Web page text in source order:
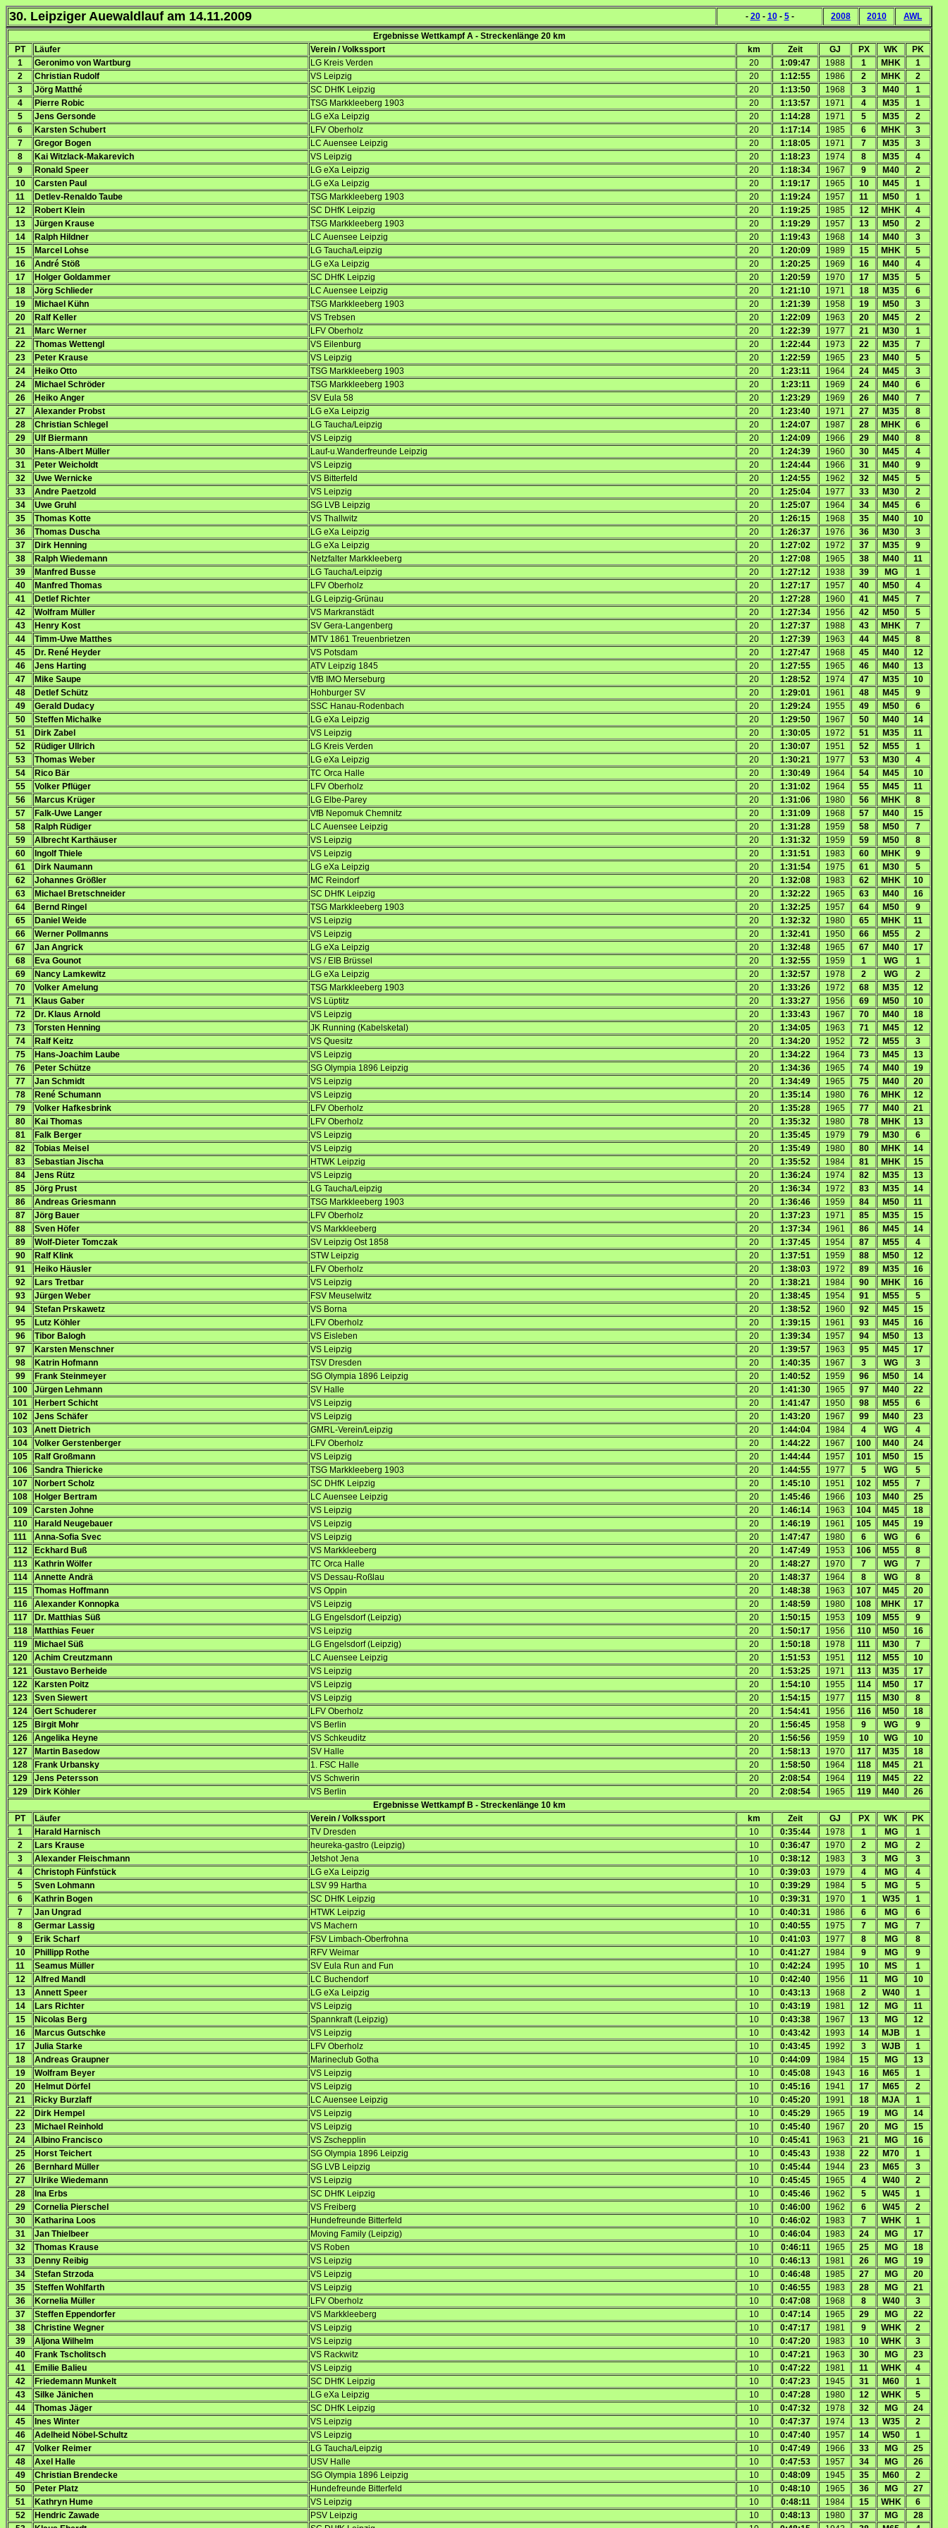
30. Leipziger Auewaldlauf am 14.11.2009 - 20- 10- 5- 2008 2010
AWL
Ergebnisse Wettkampf A - Streckenlänge 20 km
PT
Läufer Verein / Volkssport km Zeit GJ PX WK
PK
1
Geronimo von Wartburg LG Kreis Verden 20 1:09:47 1988 1 MHK
1
2
Christian Rudolf VS Leipzig 20 1:12:55 1986 2 MHK
2
3
Jörg Matthé SC DHfK Leipzig 20 1:13:50 1968 3 M40
1
4
Pierre Robic TSG Markkleeberg 1903 20 1:13:57 1971 4 M35
1
5
Jens Gersonde LG eXa Leipzig 20 1:14:28 1971 5 M35
2
6
Karsten Schubert LFV Oberholz 20 1:17:14 1985 6 MHK
3
7
Gregor Bogen LC Auensee Leipzig 20 1:18:05 1971 7 M35
3
8
Kai Witzlack-Makarevich VS Leipzig 20 1:18:23 1974 8 M35
4
9
Ronald Speer LG eXa Leipzig 20 1:18:34 1967 9 M40
2
10
Carsten Paul LG eXa Leipzig 20 1:19:17 1965 10 M45
1
11
Detlev-Renaldo Taube TSG Markkleeberg 1903 20 1:19:24 1957 11 M50
1
12
Robert Klein SC DHfK Leipzig 20 1:19:25 1985 12 MHK
4
13
Jürgen Krause TSG Markkleeberg 1903 20 1:19:29 1957 13 M50
2
14
Ralph Hildner LC Auensee Leipzig 20 1:19:43 1968 14 M40
3
15
Marcel Lohse LG Taucha/Leipzig 20 1:20:09 1989 15 MHK
5
16
André Stöß LG eXa Leipzig 20 1:20:25 1969 16 M40
4
17
Holger Goldammer SC DHfK Leipzig 20 1:20:59 1970 17 M35
5
18
Jörg Schlieder LC Auensee Leipzig 20 1:21:10 1971 18 M35
6
19
Michael Kühn TSG Markkleeberg 1903 20 1:21:39 1958 19 M50
3
20
Ralf Keller VS Trebsen 20 1:22:09 1963 20 M45
2
21
Marc Werner LFV Oberholz 20 1:22:39 1977 21 M30
1
22
Thomas Wettengl VS Eilenburg 20 1:22:44 1973 22 M35
7
23
Peter Krause VS Leipzig 20 1:22:59 1965 23 M40
5
24
Heiko Otto TSG Markkleeberg 1903 20 1:23:11 1964 24 M45
3
24
Michael Schröder TSG Markkleeberg 1903 20 1:23:11 1969 24 M40
6
26
Heiko Anger SV Eula 58 20 1:23:29 1969 26 M40
7
27
Alexander Probst LG eXa Leipzig 20 1:23:40 1971 27 M35
8
28
Christian Schlegel LG Taucha/Leipzig 20 1:24:07 1987 28 MHK
6
29
Ulf Biermann VS Leipzig 20 1:24:09 1966 29 M40
8
30
Hans-Albert Müller Lauf-u.Wanderfreunde Leipzig 20 1:24:39 1960 30 M45
4
31
Peter Weicholdt VS Leipzig 20 1:24:44 1966 31 M40
9
32
Uwe Wernicke VS Bitterfeld 20 1:24:55 1962 32 M45
5
33
Andre Paetzold VS Leipzig 20 1:25:04 1977 33 M30
2
34
Uwe Gruhl SG LVB Leipzig 20 1:25:07 1964 34 M45
6
35
Thomas Kotte VS Thallwitz 20 1:26:15 1968 35 M40
10
36
Thomas Duscha LG eXa Leipzig 20 1:26:37 1976 36 M30
3
37
Dirk Henning LG eXa Leipzig 20 1:27:02 1972 37 M35
9
38
Ralph Wiedemann Netzfalter Markkleeberg 20 1:27:08 1965 38 M40
11
39
Manfred Busse LG Taucha/Leipzig 20 1:27:12 1938 39 MG
1
40
Manfred Thomas LFV Oberholz 20 1:27:17 1957 40 M50
4
41
Detlef Richter LG Leipzig-Grünau 20 1:27:28 1960 41 M45
7
42
Wolfram Müller VS Markranstädt 20 1:27:34 1956 42 M50
5
43
Henry Kost SV Gera-Langenberg 20 1:27:37 1988 43 MHK
7
44
Timm-Uwe Matthes MTV 1861 Treuenbrietzen 20 1:27:39 1963 44 M45
8
45
Dr. René Heyder VS Potsdam 20 1:27:47 1968 45 M40
12
46
Jens Harting ATV Leipzig 1845 20 1:27:55 1965 46 M40
13
47
Mike Saupe VfB IMO Merseburg 20 1:28:52 1974 47 M35
10
48
Detlef Schütz Hohburger SV 20 1:29:01 1961 48 M45
9
49
Gerald Dudacy SSC Hanau-Rodenbach 20 1:29:24 1955 49 M50
6
50
Steffen Michalke LG eXa Leipzig 20 1:29:50 1967 50 M40
14
51
Dirk Zabel VS Leipzig 20 1:30:05 1972 51 M35
11
52
Rüdiger Ullrich LG Kreis Verden 20 1:30:07 1951 52 M55
1
53
Thomas Weber LG eXa Leipzig 20 1:30:21 1977 53 M30
4
54
Rico Bär TC Orca Halle 20 1:30:49 1964 54 M45
10
55
Volker Pflüger LFV Oberholz 20 1:31:02 1964 55 M45
11
56
Marcus Krüger LG Elbe-Parey 20 1:31:06 1980 56 MHK
8
57
Falk-Uwe Langer VfB Nepomuk Chemnitz 20 1:31:09 1968 57 M40
15
58
Ralph Rüdiger LC Auensee Leipzig 20 1:31:28 1959 58 M50
7
59
Albrecht Karthäuser VS Leipzig 20 1:31:32 1959 59 M50
8
60
Ingolf Thiele VS Leipzig 20 1:31:51 1983 60 MHK
9
61
Dirk Naumann LG eXa Leipzig 20 1:31:54 1975 61 M30
5
62
Johannes Größler MC Reindorf 20 1:32:08 1983 62 MHK
10
63
Michael Bretschneider SC DHfK Leipzig 20 1:32:22 1965 63 M40
16
64
Bernd Ringel TSG Markkleeberg 1903 20 1:32:25 1957 64 M50
9
65
Daniel Weide VS Leipzig 20 1:32:32 1980 65 MHK
11
66
Werner Pollmanns VS Leipzig 20 1:32:41 1950 66 M55
2
67
Jan Angrick LG eXa Leipzig 20 1:32:48 1965 67 M40
17
68
Eva Gounot VS / EIB Brüssel 20 1:32:55 1959 1 WG
1
69
Nancy Lamkewitz LG eXa Leipzig 20 1:32:57 1978 2 WG
2
70
Volker Amelung TSG Markkleeberg 1903 20 1:33:26 1972 68 M35
12
71
Klaus Gaber VS Lüptitz 20 1:33:27 1956 69 M50
10
72
Dr. Klaus Arnold VS Leipzig 20 1:33:43 1967 70 M40
18
73
Torsten Henning JK Running (Kabelsketal) 20 1:34:05 1963 71 M45
12
74
Ralf Keitz VS Quesitz 20 1:34:20 1952 72 M55
3
75
Hans-Joachim Laube VS Leipzig 20 1:34:22 1964 73 M45
13
76
Peter Schütze SG Olympia 1896 Leipzig 20 1:34:36 1965 74 M40
19
77
Jan Schmidt VS Leipzig 20 1:34:49 1965 75 M40
20
78
René Schumann VS Leipzig 20 1:35:14 1980 76 MHK
12
79
Volker Hafkesbrink LFV Oberholz 20 1:35:28 1965 77 M40
21
80
Kai Thomas LFV Oberholz 20 1:35:32 1980 78 MHK
13
81
Falk Berger VS Leipzig 20 1:35:45 1979 79 M30
6
82
Tobias Meisel VS Leipzig 20 1:35:49 1980 80 MHK
14
83
Sebastian Jischa HTWK Leipzig 20 1:35:52 1984 81 MHK
15
84
Jens Rütz VS Leipzig 20 1:36:24 1974 82 M35
13
85
Jörg Prust LG Taucha/Leipzig 20 1:36:34 1972 83 M35
14
86
Andreas Griesmann TSG Markkleeberg 1903 20 1:36:46 1959 84 M50
11
87
Jörg Bauer LFV Oberholz 20 1:37:23 1971 85 M35
15
88
Sven Höfer VS Markkleeberg 20 1:37:34 1961 86 M45
14
89
Wolf-Dieter Tomczak SV Leipzig Ost 1858 20 1:37:45 1954 87 M55
4
90
Ralf Klink STW Leipzig 20 1:37:51 1959 88 M50
12
91
Heiko Häusler LFV Oberholz 20 1:38:03 1972 89 M35
16
92
Lars Tretbar VS Leipzig 20 1:38:21 1984 90 MHK
16
93
Jürgen Weber FSV Meuselwitz 20 1:38:45 1954 91 M55
5
94
Stefan Prskawetz VS Borna 20 1:38:52 1960 92 M45
15
95
Lutz Köhler LFV Oberholz 20 1:39:15 1961 93 M45
16
96
Tibor Balogh VS Eisleben 20 1:39:34 1957 94 M50
13
97
Karsten Menschner VS Leipzig 20 1:39:57 1963 95 M45
17
98
Katrin Hofmann TSV Dresden 20 1:40:35 1967 3 WG
3
99
Frank Steinmeyer SG Olympia 1896 Leipzig 20 1:40:52 1959 96 M50
14
100
Jürgen Lehmann SV Halle 20 1:41:30 1965 97 M40
22
101
Herbert Schicht VS Leipzig 20 1:41:47 1950 98 M55
6
102
Jens Schäfer VS Leipzig 20 1:43:20 1967 99 M40
23
103
Anett Dietrich GMRL-Verein/Leipzig 20 1:44:04 1984 4 WG
4
104
Volker Gerstenberger LFV Oberholz 20 1:44:22 1967 100 M40
24
105
Ralf Großmann VS Leipzig 20 1:44:44 1957 101 M50
15
106
Sandra Thiericke TSG Markkleeberg 1903 20 1:44:55 1977 5 WG
5
107
Norbert Scholz SC DHfK Leipzig 20 1:45:10 1951 102 M55
7
108
Holger Bertram LC Auensee Leipzig 20 1:45:46 1966 103 M40
25
109
Carsten Johne VS Leipzig 20 1:46:14 1963 104 M45
18
110
Harald Neugebauer VS Leipzig 20 1:46:19 1961 105 M45
19
111
Anna-Sofia Svec VS Leipzig 20 1:47:47 1980 6 WG
6
112
Eckhard Buß VS Markkleeberg 20 1:47:49 1953 106 M55
8
113
Kathrin Wölfer TC Orca Halle 20 1:48:27 1970 7 WG
7
114
Annette Andrä VS Dessau-Roßlau 20 1:48:37 1964 8 WG
8
115
Thomas Hoffmann VS Oppin 20 1:48:38 1963 107 M45
20
116
Alexander Konnopka VS Leipzig 20 1:48:59 1980 108 MHK
17
117
Dr. Matthias Süß LG Engelsdorf (Leipzig) 20 1:50:15 1953 109 M55
9
118
Matthias Feuer VS Leipzig 20 1:50:17 1956 110 M50
16
119
Michael Süß LG Engelsdorf (Leipzig) 20 1:50:18 1978 111 M30
7
120
Achim Creutzmann LC Auensee Leipzig 20 1:51:53 1951 112 M55
10
121
Gustavo Berheide VS Leipzig 20 1:53:25 1971 113 M35
17
122
Karsten Poitz VS Leipzig 20 1:54:10 1955 114 M50
17
123
Sven Siewert VS Leipzig 20 1:54:15 1977 115 M30
8
124
Gert Schuderer LFV Oberholz 20 1:54:41 1956 116 M50
18
125
Birgit Mohr VS Berlin 20 1:56:45 1958 9 WG
9
126
Angelika Heyne VS Schkeuditz 20 1:56:56 1959 10 WG
10
127
Martin Basedow SV Halle 20 1:58:13 1970 117 M35
18
128
Frank Urbansky 1. FSC Halle 20 1:58:50 1964 118 M45
21
129
Jens Petersson VS Schwerin 20 2:08:54 1964 119 M45
22
129
Dirk Köhler VS Berlin 20 2:08:54 1965 119 M40
26
Ergebnisse Wettkampf B - Streckenlänge 10 km
PT
Läufer Verein / Volkssport km Zeit GJ PX WK
PK
1
Harald Harnisch TV Dresden 10 0:35:44 1978 1 MG
1
2
Lars Krause heureka-gastro (Leipzig) 10 0:36:47 1970 2 MG
2
3
Alexander Fleischmann Jetshot Jena 10 0:38:12 1983 3 MG
3
4
Christoph Fünfstück LG eXa Leipzig 10 0:39:03 1979 4 MG
4
5
Sven Lohmann LSV 99 Hartha 10 0:39:29 1984 5 MG
5
6
Kathrin Bogen SC DHfK Leipzig 10 0:39:31 1970 1 W35
1
7
Jan Ungrad HTWK Leipzig 10 0:40:31 1986 6 MG
6
8
Germar Lassig VS Machern 10 0:40:55 1975 7 MG
7
9
Erik Scharf FSV Limbach-Oberfrohna 10 0:41:03 1977 8 MG
8
10
Phillipp Rothe RFV Weimar 10 0:41:27 1984 9 MG
9
11
Seamus Müller SV Eula Run and Fun 10 0:42:24 1995 10 MS
1
12
Alfred Mandl LC Buchendorf 10 0:42:40 1956 11 MG
10
13
Annett Speer LG eXa Leipzig 10 0:43:13 1968 2 W40
1
14
Lars Richter VS Leipzig 10 0:43:19 1981 12 MG
11
15
Nicolas Berg Spannkraft (Leipzig) 10 0:43:38 1967 13 MG
12
16
Marcus Gutschke VS Leipzig 10 0:43:42 1993 14 MJB
1
17
Julia Starke LFV Oberholz 10 0:43:45 1992 3 WJB
1
18
Andreas Graupner Marineclub Gotha 10 0:44:09 1984 15 MG
13
19
Wolfram Beyer VS Leipzig 10 0:45:08 1943 16 M65
1
20
Helmut Dörfel VS Leipzig 10 0:45:16 1941 17 M65
2
21
Ricky Burzlaff LC Auensee Leipzig 10 0:45:20 1991 18 MJA
1
22
Dirk Hempel VS Leipzig 10 0:45:29 1965 19 MG
14
23
Michael Reinhold VS Leipzig 10 0:45:40 1967 20 MG
15
24
Albino Francisco VS Zschepplin 10 0:45:41 1963 21 MG
16
25
Horst Teichert SG Olympia 1896 Leipzig 10 0:45:43 1938 22 M70
1
26
Bernhard Müller SG LVB Leipzig 10 0:45:44 1944 23 M65
3
27
Ulrike Wiedemann VS Leipzig 10 0:45:45 1965 4 W40
2
28
Ina Erbs SC DHfK Leipzig 10 0:45:46 1962 5 W45
1
29
Cornelia Pierschel VS Freiberg 10 0:46:00 1962 6 W45
2
30
Katharina Loos Hundefreunde Bitterfeld 10 0:46:02 1983 7 WHK
1
31
Jan Thielbeer Moving Family (Leipzig) 10 0:46:04 1983 24 MG
17
32
Thomas Krause VS Roben 10 0:46:11 1965 25 MG
18
33
Denny Reibig VS Leipzig 10 0:46:13 1981 26 MG
19
34
Stefan Strzoda VS Leipzig 10 0:46:48 1985 27 MG
20
35
Steffen Wohlfarth VS Leipzig 10 0:46:55 1983 28 MG
21
36
Kornelia Müller LFV Oberholz 10 0:47:08 1968 8 W40
3
37
Steffen Eppendorfer VS Markkleeberg 10 0:47:14 1965 29 MG
22
38
Christine Wegner VS Leipzig 10 0:47:17 1981 9 WHK
2
39
Aljona Wilhelm VS Leipzig 10 0:47:20 1983 10 WHK
3
40
Frank Tscholitsch VS Rackwitz 10 0:47:21 1963 30 MG
23
41
Emilie Balieu VS Leipzig 10 0:47:22 1981 11 WHK
4
42
Friedemann Munkelt SC DHfK Leipzig 10 0:47:23 1945 31 M60
1
43
Silke Jänichen LG eXa Leipzig 10 0:47:28 1980 12 WHK
5
44
Thomas Jäger SC DHfK Leipzig 10 0:47:32 1978 32 MG
24
45
Ines Winter VS Leipzig 10 0:47:37 1974 13 W35
2
46
Adelheid Nöbel-Schultz VS Leipzig 10 0:47:40 1957 14 W50
1
47
Volker Reimer LG Taucha/Leipzig 10 0:47:49 1966 33 MG
25
48
Axel Halle USV Halle 10 0:47:53 1957 34 MG
26
49
Christian Brendecke SG Olympia 1896 Leipzig 10 0:48:09 1945 35 M60
2
50
Peter Platz Hundefreunde Bitterfeld 10 0:48:10 1965 36 MG
27
51
Kathryn Hume VS Leipzig 10 0:48:11 1984 15 WHK
6
52
Hendric Zawade PSV Leipzig 10 0:48:13 1980 37 MG
28